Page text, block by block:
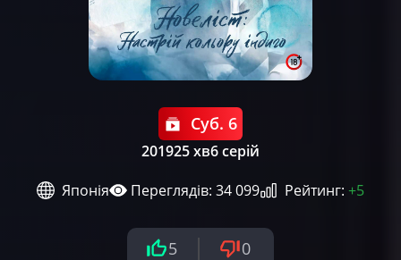
Суб. 6
201925 хв6 серій
Японія
Переглядів: 34 099 Рейтинг: +5
5 0